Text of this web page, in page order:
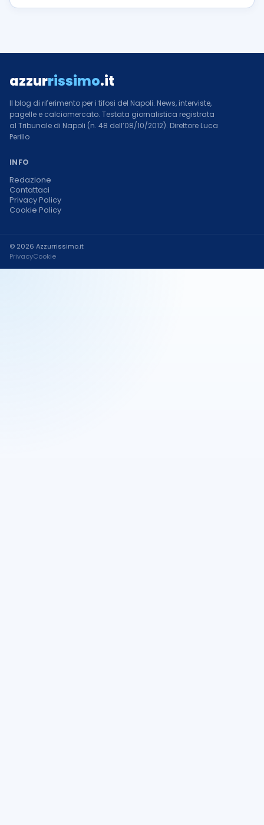
azzurrissimo.it
Il blog di riferimento per i tifosi del Napoli. News, interviste,
pagelle e calciomercato. Testata giornalistica registrata
al Tribunale di Napoli (n. 48 dell’08/10/2012). Direttore Luca
Perillo
INFO
Redazione
Contattaci
Privacy Policy
Cookie Policy
© 2026 Azzurrissimo.it
PrivacyCookie